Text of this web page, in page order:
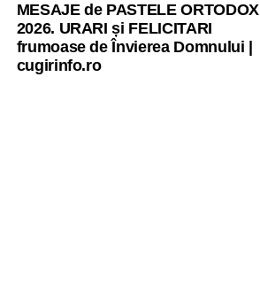
MESAJE de PASTELE ORTODOX
2026. URARI și FELICITARI
frumoase de Învierea Domnului |
cugirinfo.ro